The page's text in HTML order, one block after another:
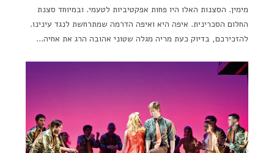
מימין. הסצנות האלו היו פחות אפקטיביות לטעמי. ובמיוחד סצנת
החלום הסכרינית. איפה היא ואיפה הדרמה שמתרחשת לנגד עינינו.
להזכירכם, בדיוק כעת מריה מגלה שטוני אהובה הרג את אחיה…